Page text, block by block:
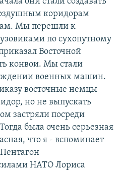
коридорам
Мы перешли к
по сухопутному
Восточной
конвои. Мы стали
военных машин.
восточные немцы
но не выпускать
застряли посреди
была очень серьезная
что я - вспоминает
НАТО Лориса